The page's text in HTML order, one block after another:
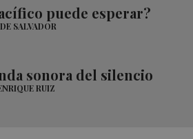
puede esperar?
DE SALVADOR
sonora del silencio
RUIZ